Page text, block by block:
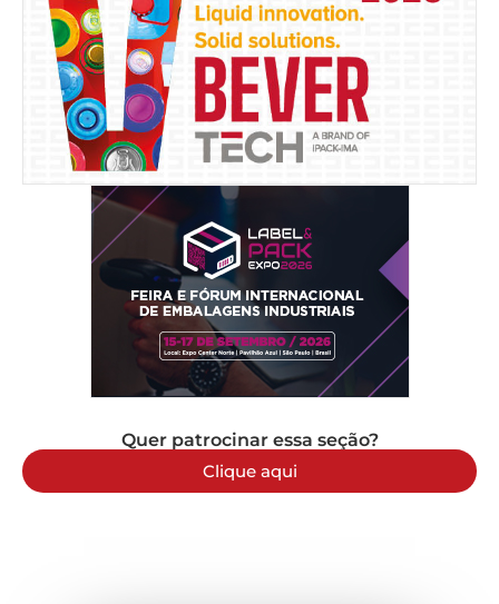
Quer patrocinar essa seção?
Clique aqui